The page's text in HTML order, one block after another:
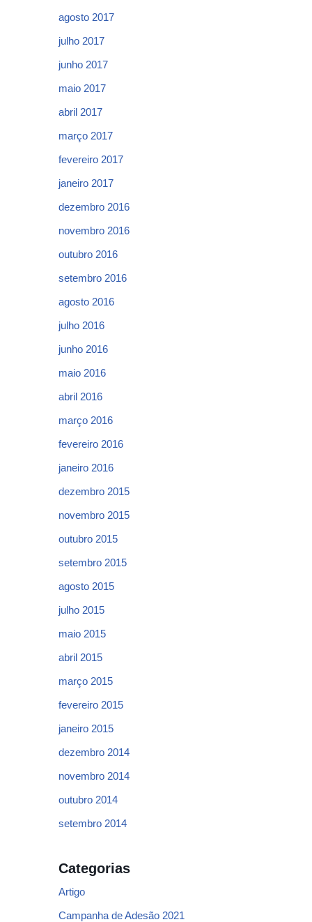
agosto 2017
julho 2017
junho 2017
maio 2017
abril 2017
março 2017
fevereiro 2017
janeiro 2017
dezembro 2016
novembro 2016
outubro 2016
setembro 2016
agosto 2016
julho 2016
junho 2016
maio 2016
abril 2016
março 2016
fevereiro 2016
janeiro 2016
dezembro 2015
novembro 2015
outubro 2015
setembro 2015
agosto 2015
julho 2015
maio 2015
abril 2015
março 2015
fevereiro 2015
janeiro 2015
dezembro 2014
novembro 2014
outubro 2014
setembro 2014
Categorias
Artigo
Campanha de Adesão 2021